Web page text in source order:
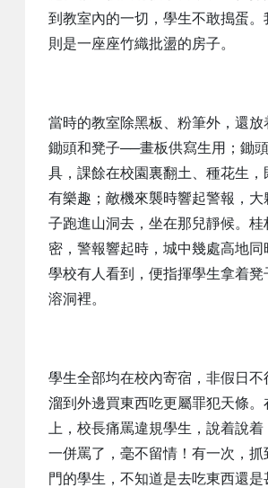
到教室內的一切，學生不敢搗蛋。
則是一座座竹織批盪的房子。
當時的教室除黑板、粉筆外，還放
鋤頭和凳子──畫板供寫生用；鋤
具，課餘在校園裏翻土、種花生，
有樂趣；敵機來襲時響起警報，大
子跑進山洞去，坐在那兒靜候。桂
密，警報響起時，城中幾處高地同
學校有人看到，便指揮學生拿着凳
溶洞裡。
學生全部均在校內寄宿，非假日不
溜到外邊買東西吃更屬罪犯天條。
上，校長痛罵違規學生，說着說
一併罵了，毫不留情！有一次，抓
門的學生，不知道是去吃東西還是